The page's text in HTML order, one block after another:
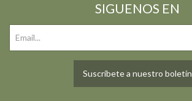
SIGUENOS EN
Suscríbete a nuestro boletín